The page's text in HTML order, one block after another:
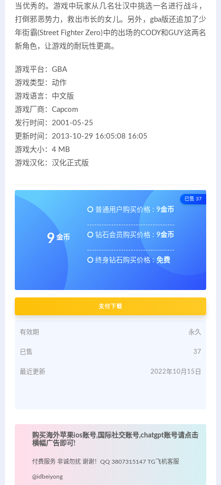
当优秀的。游戏中玩家从几名壮汉中挑选一名进行战斗，
打倒邪恶势力，救出市长的女儿。另外，gba版还追加了少
年街霸(Street Fighter Zero)中的出场的CODY和GUY这两名
新角色，让游戏的耐玩性更高。
游戏平台：GBA
游戏类型：动作
游戏语言：中文版
游戏厂商：Capcom
发行时间：2001-05-25
更新时间：2013-10-29 16:05:08 16:05
游戏大小：4 MB
游戏汉化：汉化正式版
已售 37
9 金币
普通用户购买价格 : 9金币
钻石会员购买价格 : 9金币
终身钻石购买价格 : 免费
支付下载
有效期 永久
已售 37
最近更新 2022年10月15日
购买海外苹果ios账号,国际社交账号,chatgpt账号请点击
横幅广告即可!
付费服务 非诚勿扰 谢谢！QQ 3807315147 TG飞机客服
@idbeiyong